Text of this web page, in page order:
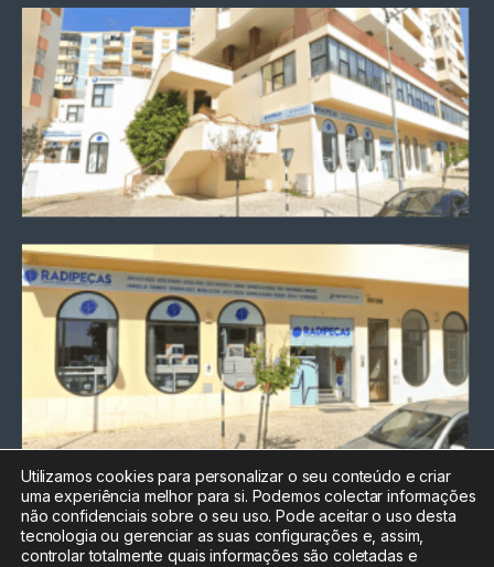
Chamada para a rede fixa
nacional
Electrónica:212
Utilizamos cookies para personalizar o seu conteúdo e criar
uma experiência melhor para si. Podemos colectar informações
não confidenciais sobre o seu uso. Pode aceitar o uso desta
tecnologia ou gerenciar as suas configurações e, assim,
controlar totalmente quais informações são coletadas e